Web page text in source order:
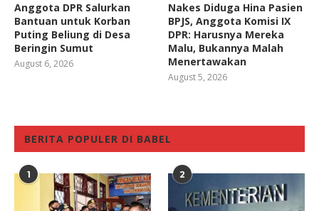
Anggota DPR Salurkan
Bantuan untuk Korban
Puting Beliung di Desa
Beringin Sumut
August 6, 2026
Nakes Diduga Hina Pasien
BPJS, Anggota Komisi IX
DPR: Harusnya Mereka
Malu, Bukannya Malah
Menertawakan
August 5, 2026
BERITA POPULER DI BABEL
1 2